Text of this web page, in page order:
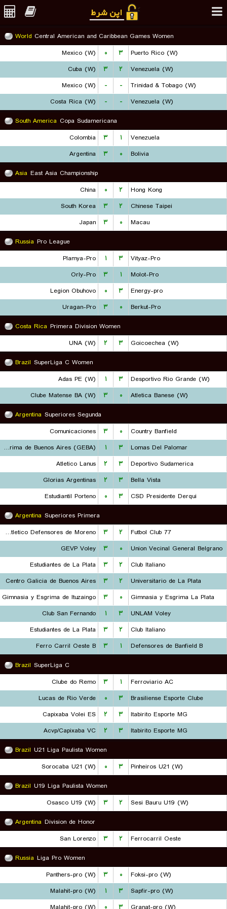
World Central American and Caribbean Games Women
Mexico (W)
۰ ۳
Puerto Rico (W)
Cuba (W)
۳ ۲
Venezuela (W)
Mexico (W)
- -
Trinidad & Tobago (W)
Costa Rica (W)
- -
Venezuela (W)
South America Copa Sudamericana
Colombia
۳ ۱
Venezuela
Argentina
۳ ۰
Bolivia
Asia East Asia Championship
China
۰ ۲
Hong Kong
South Korea
۳ ۲
Chinese Taipei
Japan
۳ ۰
Macau
Russia Pro League
Plamya-Pro
۱ ۳
Vityaz-Pro
Orly-Pro
۳ ۱
Molot-Pro
Legion Obuhovo
۰ ۳
Energy-pro
Uragan-Pro
۳ ۰
Berkut-Pro
Costa Rica Primera Division Women
UNA (W)
۲ ۳
Goicoechea (W)
Brazil SuperLiga C Women
Adas PE (W)
۱ ۳
Desportivo Rio Grande (W)
Clube Matense BA (W)
۳ ۰
Atletica Banese (W)
Argentina Superiores Segunda
Comunicaciones
۳ ۰
Country Banfield
Gimnasia y Esgrima de Buenos Aires (GEBA)
۱ ۳
Lomas Del Palomar
Atletico Lanus
۲ ۳
Deportivo Sudamerica
Glorias Argentinas
۲ ۳
Bella Vista
Estudiantil Porteno
۰ ۳
CSD Presidente Derqui
Argentina Superiores Primera
Club Atletico Defensores de Moreno
۳ ۲
77 Futbol Club
GEVP Voley
۳ ۰
Union Vecinal General Belgrano
Estudiantes de La Plata
۳ ۲
Club Italiano
Centro Galicia de Buenos Aires
۳ ۲
Universitario de La Plata
Gimnasia y Esgrima de Ituzaingo
۳ ۰
Gimnasia y Esgrima La Plata
Club San Fernando
۱ ۳
UNLAM Voley
Estudiantes de La Plata
۳ ۲
Club Italiano
Ferro Carril Oeste B
۳ ۱
Defensores de Banfield B
Brazil SuperLiga C
Clube do Remo
۳ ۱
Ferroviario AC
Lucas de Rio Verde
۰ ۳
Brasiliense Esporte Clube
Capixaba Volei ES
۲ ۳
Itabirito Esporte MG
Acvp/Capixaba VC
۲ ۳
Itabirito Esporte MG
Brazil U21 Liga Paulista Women
Sorocaba U21 (W)
۰ ۳
Pinheiros U21 (W)
Brazil U19 Liga Paulista Women
Osasco U19 (W)
۳ ۲
Sesi Bauru U19 (W)
Argentina Division de Honor
San Lorenzo
۳ ۲
Ferrocarril Oeste
Russia Liga Pro Women
Panthers-pro (W)
۳ ۰
Foksi-pro (W)
Malahit-pro (W)
۱ ۳
Sapfir-pro (W)